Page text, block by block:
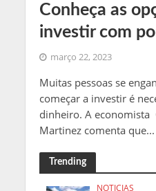
Conheça as
investir com
março 22, 2023
Muitas pessoas se
começar a investir é
dinheiro. A economista
Martinez comenta que...
Trending
NOTICIAS